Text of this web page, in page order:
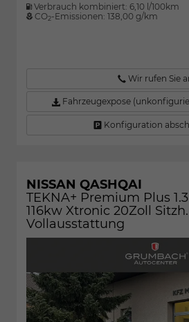
Verbrauch kombiniert: 6,10 l/100km
CO2-Emissionen: 138,00 g/km
Wir rufen Sie
Fahrzeugexpose
Konfiguration
NISSAN QASHQAI
TEKNA+ Premium Plus
116kw Xtronic 20Zoll
Vollausstattung